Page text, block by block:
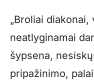
„Broliai
neatlyginamai
šypsena,
pripažinimo,